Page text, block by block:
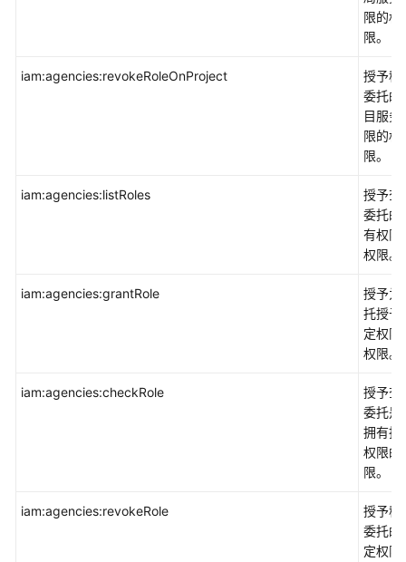
限的权
限。
iam:agencies:revokeRoleOnProject
授予移
委托的
目服务
限的权
限。
iam:agencies:listRoles
授予查
委托的
有权限
权限。
iam:agencies:grantRole
授予为
托授予
定权限
权限。
iam:agencies:checkRole
授予查
委托是
拥有指
权限的
限。
iam:agencies:revokeRole
授予移
委托的
定权限